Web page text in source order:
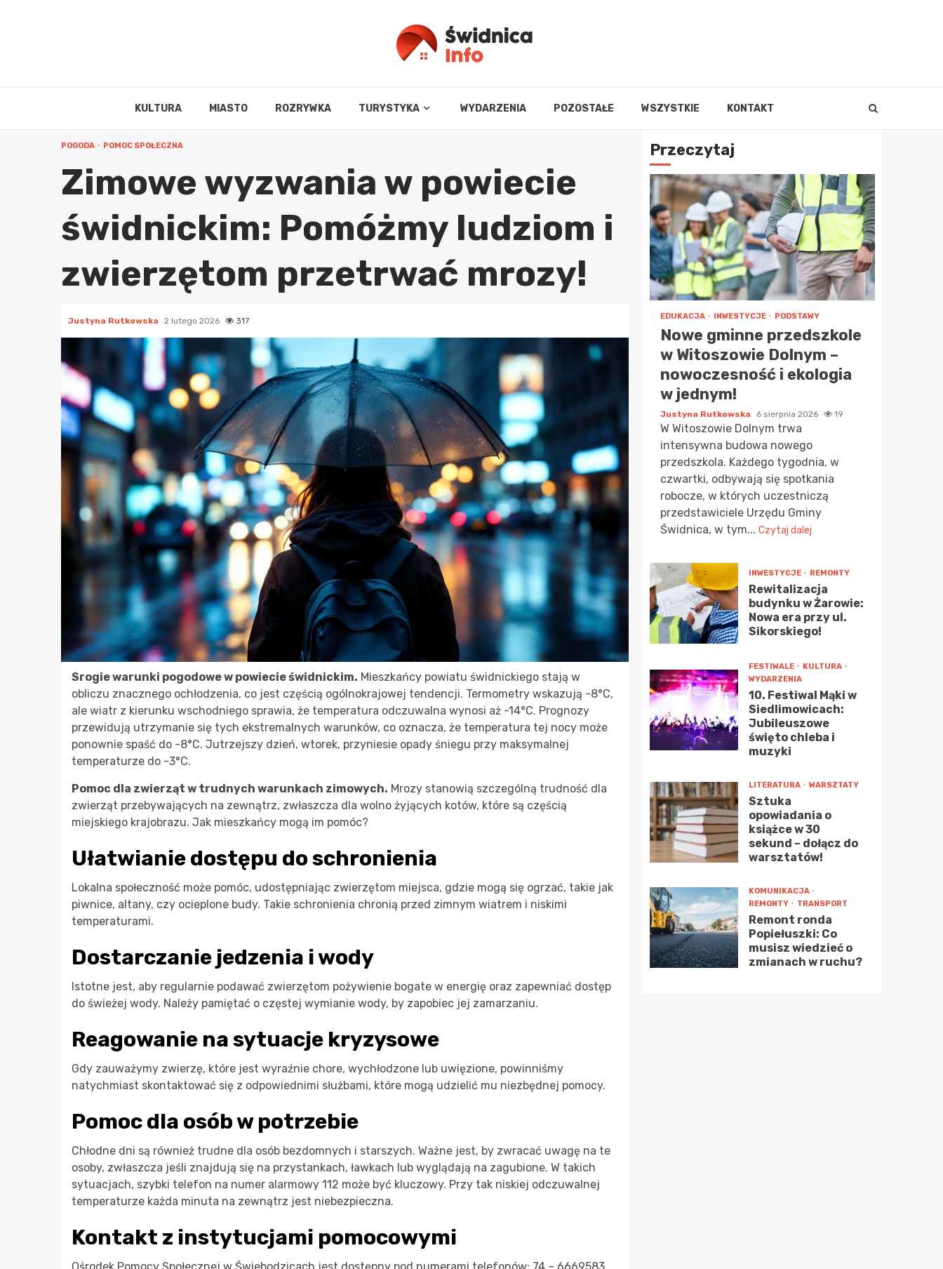
KULTURA MIASTO ROZRYWKA TURYSTYKA WYDARZENIA POZOSTAŁE WSZYSTKIE KONTAKT
POGODA POMOC SPOŁECZNA
Zimowe wyzwania w powiecie
świdnickim: Pomóżmy ludziom i
zwierzętom przetrwać mrozy!
Justyna Rutkowska 2 lutego 2026 317
Srogie warunki pogodowe w powiecie świdnickim. Mieszkańcy powiatu świdnickiego stają w
obliczu znacznego ochłodzenia, co jest częścią ogólnokrajowej tendencji. Termometry wskazują -8°C,
ale wiatr z kierunku wschodniego sprawia, że temperatura odczuwalna wynosi aż -14°C. Prognozy
przewidują utrzymanie się tych ekstremalnych warunków, co oznacza, że temperatura tej nocy może
ponownie spaść do -8°C. Jutrzejszy dzień, wtorek, przyniesie opady śniegu przy maksymalnej
temperaturze do -3°C.
Pomoc dla zwierząt w trudnych warunkach zimowych. Mrozy stanowią szczególną trudność dla
zwierząt przebywających na zewnątrz, zwłaszcza dla wolno żyjących kotów, które są częścią
miejskiego krajobrazu. Jak mieszkańcy mogą im pomóc?
Ułatwianie dostępu do schronienia
Lokalna społeczność może pomóc, udostępniając zwierzętom miejsca, gdzie mogą się ogrzać, takie jak
piwnice, altany, czy ocieplone budy. Takie schronienia chronią przed zimnym wiatrem i niskimi
temperaturami.
Dostarczanie jedzenia i wody
Istotne jest, aby regularnie podawać zwierzętom pożywienie bogate w energię oraz zapewniać dostęp
do świeżej wody. Należy pamiętać o częstej wymianie wody, by zapobiec jej zamarzaniu.
Reagowanie na sytuacje kryzysowe
Gdy zauważymy zwierzę, które jest wyraźnie chore, wychłodzone lub uwięzione, powinniśmy
natychmiast skontaktować się z odpowiednimi służbami, które mogą udzielić mu niezbędnej pomocy.
Pomoc dla osób w potrzebie
Chłodne dni są również trudne dla osób bezdomnych i starszych. Ważne jest, by zwracać uwagę na te
osoby, zwłaszcza jeśli znajdują się na przystankach, ławkach lub wyglądają na zagubione. W takich
sytuacjach, szybki telefon na numer alarmowy 112 może być kluczowy. Przy tak niskiej odczuwalnej
temperaturze każda minuta na zewnątrz jest niebezpieczna.
Kontakt z instytucjami pomocowymi
Przeczytaj
EDUKACJA INWESTYCJE PODSTAWY
Nowe gminne przedszkole
w Witoszowie Dolnym –
nowoczesność i ekologia
w jednym!
Justyna Rutkowska 6 sierpnia 2026 19
W Witoszowie Dolnym trwa
intensywna budowa nowego
przedszkola. Każdego tygodnia, w
czwartki, odbywają się spotkania
robocze, w których uczestniczą
przedstawiciele Urzędu Gminy
Świdnica, w tym... Czytaj dalej
INWESTYCJE REMONTY
Rewitalizacja
budynku w Żarowie:
Nowa era przy ul.
Sikorskiego!
FESTIWALE
KULTURA
WYDARZENIA
10. Festiwal Mąki w
Siedlimowicach:
Jubileuszowe
święto chleba i
muzyki
LITERATURA WARSZTATY
Sztuka
opowiadania o
książce w 30
sekund – dołącz do
warsztatów!
KOMUNIKACJA
REMONTY
TRANSPORT
Remont ronda
Popiełuszki: Co
musisz wiedzieć o
zmianach w ruchu?